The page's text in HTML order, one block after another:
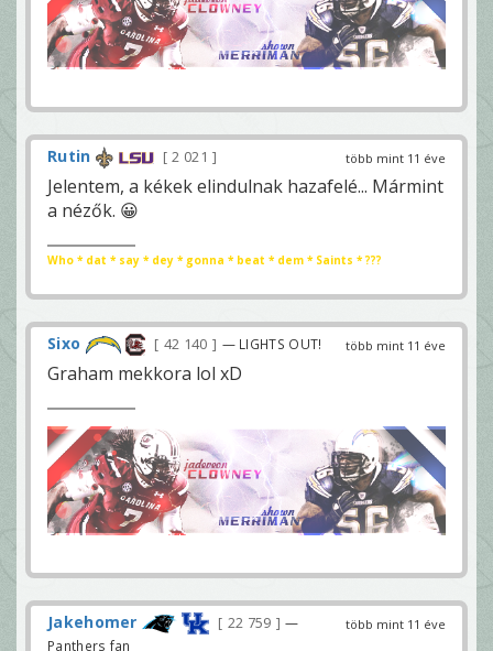
több mint 11 éve
Rutin 2 021
Jelentem, a kékek elindulnak hazafelé... Mármint
a nézők. 😀
Who * dat * say * dey * gonna * beat * dem * Saints * ???
több mint 11 éve
Sixo 42 140 — LIGHTS OUT!
Graham mekkora lol xD
több mint 11 éve
Jakehomer 22 759
—
Panthers fan